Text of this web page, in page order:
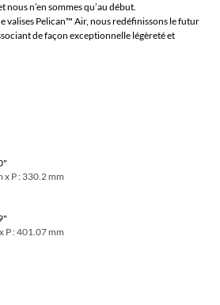
n’en sommes qu’au début.
valises Pelican™ Air, nous redéfinissons le futur
de façon exceptionnelle légèreté et
x P : 330.2 mm
P : 401.07 mm